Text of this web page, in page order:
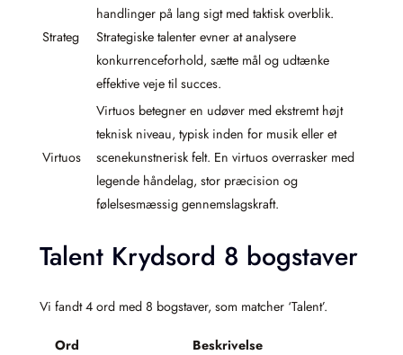
Strateg
handlinger på lang sigt med taktisk overblik.
Strategiske talenter evner at analysere
konkurrenceforhold, sætte mål og udtænke
effektive veje til succes.
Virtuos
Virtuos betegner en udøver med ekstremt højt
teknisk niveau, typisk inden for musik eller et
scenekunstnerisk felt. En virtuos overrasker med
legende håndelag, stor præcision og
følelsesmæssig gennemslagskraft.
Talent Krydsord 8 bogstaver
Vi fandt 4 ord med 8 bogstaver, som matcher ‘Talent’.
Ord Beskrivelse